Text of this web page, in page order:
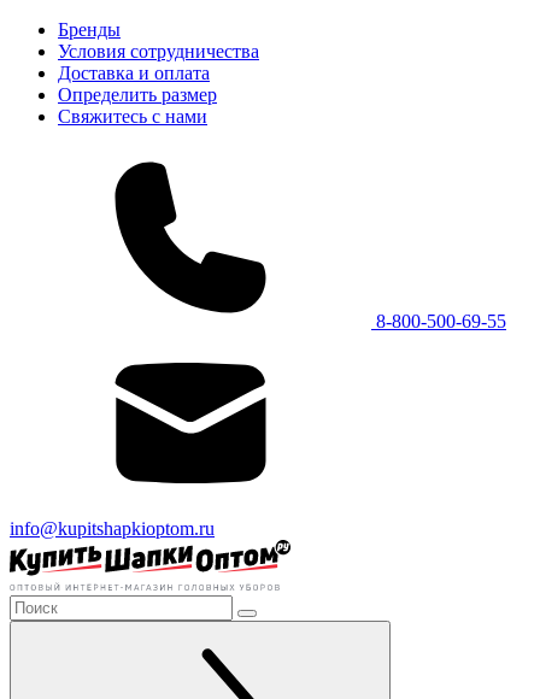
Бренды
Условия сотрудничества
Доставка и оплата
Определить размер
Свяжитесь с нами
8-800-500-69-55
info@kupitshapkioptom.ru